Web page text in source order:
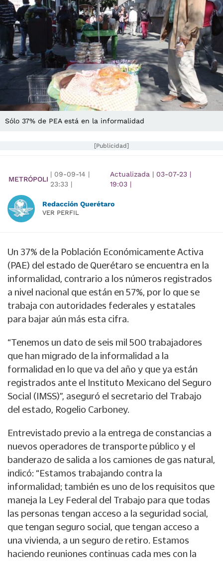
Sólo 37% de PEA está en la informalidad
[Publicidad]
METRÓPOLI
| 09-09-14 |
23:33 |
Actualizada | 03-07-23 |
19:03 |
Redacción Querétaro
VER PERFIL
Un 37% de la Población Económicamente Activa
(PAE) del estado de Querétaro se encuentra en la
informalidad, contrario a los números registrados
a nivel nacional que están en 57%, por lo que se
trabaja con autoridades federales y estatales
para bajar aún más esta cifra.
“Tenemos un dato de seis mil 500 trabajadores
que han migrado de la informalidad a la
formalidad en lo que va del año y que ya están
registrados ante el Instituto Mexicano del Seguro
Social (IMSS)”, aseguró el secretario del Trabajo
del estado, Rogelio Carboney.
Entrevistado previo a la entrega de constancias a
nuevos operadores de transporte público y el
banderazo de salida a los camiones de gas natural,
indicó: “Estamos trabajando contra la
informalidad; también es uno de los requisitos que
maneja la Ley Federal del Trabajo para que todas
las personas tengan acceso a la seguridad social,
que tengan seguro social, que tengan acceso a
una vivienda, a un seguro de retiro. Estamos
haciendo reuniones continuas cada mes con la